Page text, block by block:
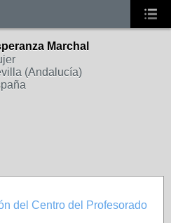
Marchal
(Andalucía)
del Centro del Profesorado